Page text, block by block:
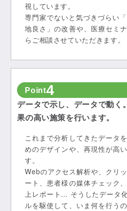
視しています。
専門家でないと気づきづらい
地良さ」の改善や、医療セミ
らご相談させていただきます。
Point4
データで示し、データで動く
果の高い施策を行います。
これまで分析してきたデータ
めのデザインや、再現性が高
す。
Webのアクセス解析や、クリ
ート、患者様の媒体チェック
上レポート… そうしたデータ
ルを駆使して、いま何を行う